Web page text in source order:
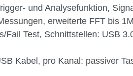
und Analysefunktion,
erweiterte FFT bis
Fail Test, Schnittstellen: USB
Kabel, pro Kanal: passiver